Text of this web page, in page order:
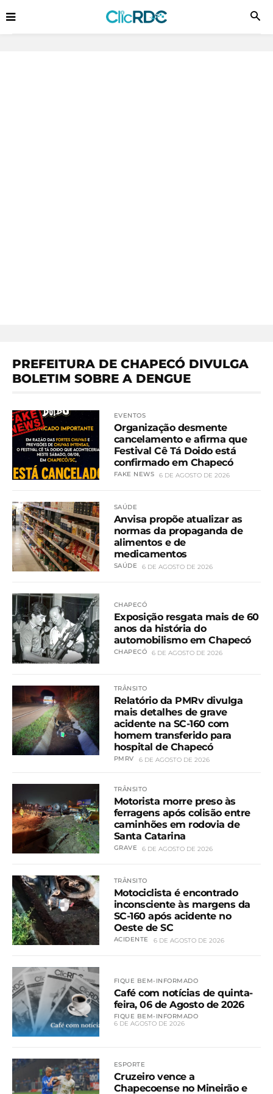
PREFEITURA DE CHAPECÓ DIVULGA
BOLETIM SOBRE A DENGUE
EVENTOS
Organização desmente
cancelamento e afirma que
Festival Cê Tá Doido está
confirmado em Chapecó
FAKE NEWS 6 DE AGOSTO DE 2026
SAÚDE
Anvisa propõe atualizar as
normas da propaganda de
alimentos e de
medicamentos
SAÚDE 6 DE AGOSTO DE 2026
CHAPECÓ
Exposição resgata mais de 60
anos da história do
automobilismo em Chapecó
CHAPECÓ 6 DE AGOSTO DE 2026
TRÂNSITO
Relatório da PMRv divulga
mais detalhes de grave
acidente na SC-160 com
homem transferido para
hospital de Chapecó
PMRV 6 DE AGOSTO DE 2026
TRÂNSITO
Motorista morre preso às
ferragens após colisão entre
caminhões em rodovia de
Santa Catarina
GRAVE 6 DE AGOSTO DE 2026
TRÂNSITO
Motociclista é encontrado
inconsciente às margens da
SC-160 após acidente no
Oeste de SC
ACIDENTE 6 DE AGOSTO DE 2026
FIQUE BEM-INFORMADO
Café com notícias de quinta-
feira, 06 de Agosto de 2026
FIQUE BEM-INFORMADO
6 DE AGOSTO DE 2026
ESPORTE
Cruzeiro vence a
Chapecoense no Mineirão e